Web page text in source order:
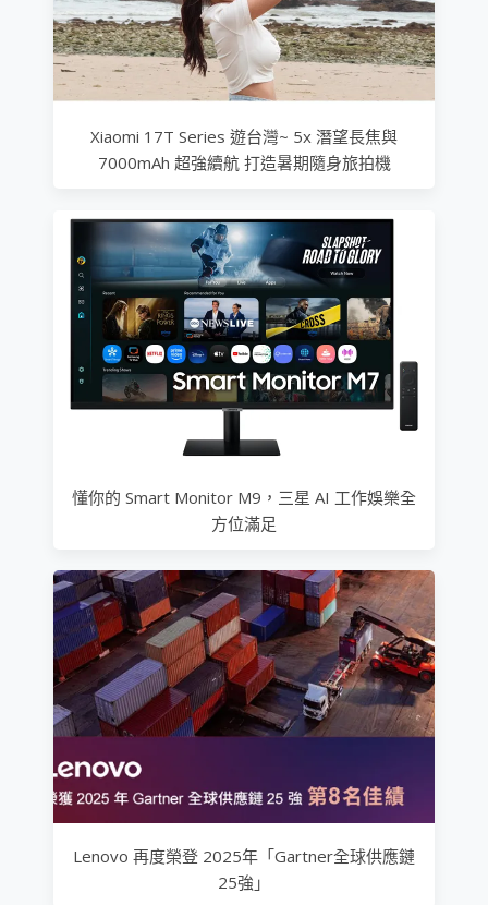
Xiaomi 17T Series 遊台灣~ 5x 潛望長焦與
7000mAh 超強續航 打造暑期隨身旅拍機
懂你的 Smart Monitor M9，三星 AI 工作娛樂全
方位滿足
Lenovo 再度榮登 2025年「Gartner全球供應鏈
25強」